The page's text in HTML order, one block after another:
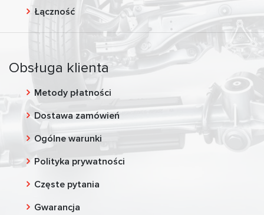
Łączność
Obsługa klienta
Metody płatności
Dostawa zamówień
Ogólne warunki
Polityka prywatności
Częste pytania
Gwarancja